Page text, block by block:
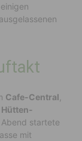
Cafe-Central
Abend startete
mit